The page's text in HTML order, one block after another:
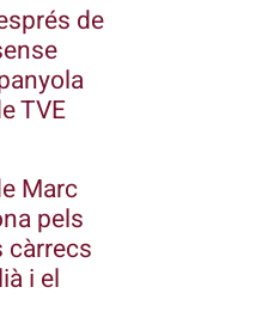
de
TVE
Marc
pels
càrrecs
i el